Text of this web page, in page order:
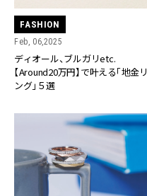
FASHION
Feb, 06,2025
ディオール、ブルガリetc.
【Around20万円】で叶える「地金リ
ング」５選